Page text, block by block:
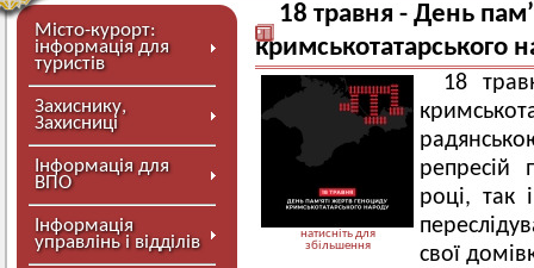
Місто-курорт:
інформація для
туристів
Захиснику,
Захисниці
Інформація для
ВПО
Інформація
управлінь і відділів
18 травня - День
кримськотатарського
натисніть для
збільшення
18
репресій
році, так
свої